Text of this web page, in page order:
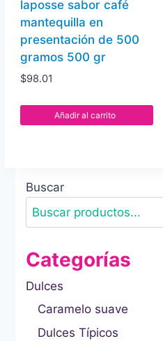
laposse sabor café
mantequilla en
presentación de 500
gramos 500 gr
$98.01
Añadir al carrito
Buscar
Categorías
Dulces
Caramelo suave
Dulces Típicos